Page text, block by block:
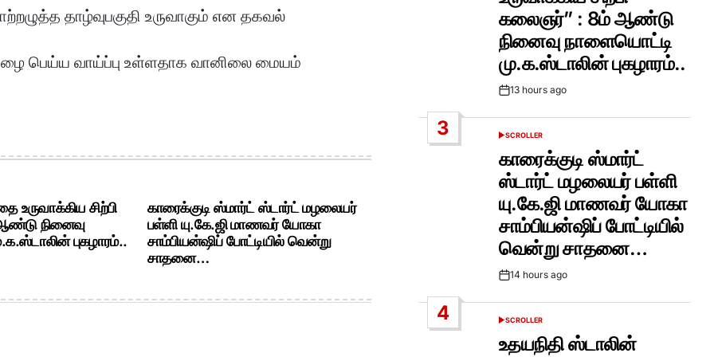
தாழ்வுபகுதி உருவாகும் என தகவல்
பெய்ய வாய்ப்பு உள்ளதாக வானிலை மையம்
உருவாக்கிய சிற்பி
நினைவு
புகழாரம்..
காரைக்குடி ஸ்மார்ட் ஸ்டார்ட் மழலையர்
பள்ளி யு.கே.ஜி மாணவர் யோகா
சாம்பியன்ஷிப் போட்டியில் வென்று
சாதனை…
கலைஞர்” : 8ம் ஆண்டு
நினைவு நாளையொட்டி
மு.க.ஸ்டாலின் புகழாரம்..
Post13 hours ago
3
POSTED
SCROLLER
காரைக்குடி ஸ்மார்ட்
ஸ்டார்ட் மழலையர் பள்ளி
யு.கே.ஜி மாணவர் யோகா
சாம்பியன்ஷிப் போட்டியில்
வென்று சாதனை…
Post14 hours ago
4
POSTED
SCROLLER
உதயநிதி ஸ்டாலின்